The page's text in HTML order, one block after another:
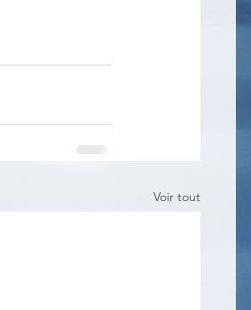
Voir tout